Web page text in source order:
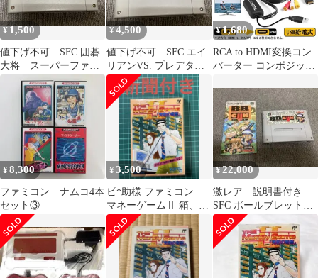
給電ケーブル付 PS2/ス
ーパーファミコン/VHS
VCR
¥1,500
値下げ不可 SFC 囲碁
大将 スーパーファミ
コン ソフト カセッ
¥4,500
値下げ不可 SFC エイ
リアンVS. プレデター
スーパーファミコン
ソフト
¥1,680
RCA to HDMI変換コン
バーター コンポジット
タ av to hdmi変換ケー
ブル 1080P/720P対応 音
声転送 HDMIケーブル
付 RCAケーブル付 USB
給電ケーブル付 PS2/ス
ーパーファミコン/VHS
VCR
¥8,300
ファミコン ナムコ4本
セット③
¥3,500
ピ*助様 ファミコン
マネーゲームⅡ 箱、説
明書、新聞、アンケー
トハガキ付き
¥22,000
激レア 説明書付き
SFC ボールブレットガ
ン bb gunスーパーフ
ァミコン